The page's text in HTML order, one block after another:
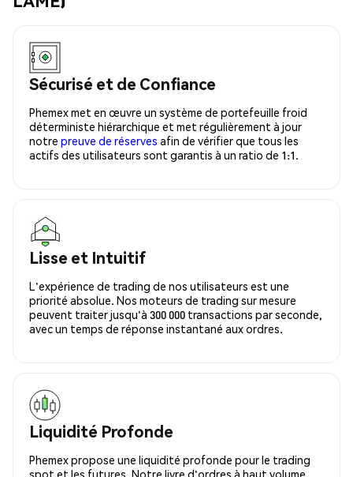
Sécurisé et de Confiance
Phemex met en œuvre un système de portefeuille froid
déterministe hiérarchique et met régulièrement à jour
notre preuve de réserves afin de vérifier que tous les
actifs des utilisateurs sont garantis à un ratio de 1:1.
Lisse et Intuitif
L'expérience de trading de nos utilisateurs est une
priorité absolue. Nos moteurs de trading sur mesure
peuvent traiter jusqu'à 300 000 transactions par seconde,
avec un temps de réponse instantané aux ordres.
Liquidité Profonde
Phemex propose une liquidité profonde pour le trading
spot et les futures. Notre livre d'ordres à haut volume